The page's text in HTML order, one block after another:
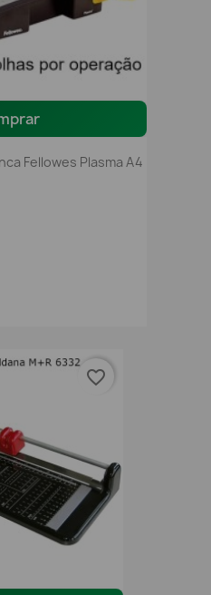
Fellowes Plasma A4
favorite_border